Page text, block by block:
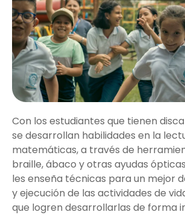
Con los estudiantes que tienen
se desarrollan habilidades en la
matemáticas, a través de
braille, ábaco y otras ayudas
les enseña técnicas para un mejor
y ejecución de las actividades de
que logren desarrollarlas de forma